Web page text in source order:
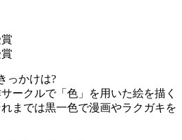
っかけは?
ークルで「色」を用いた絵を描く
までは黒一色で漫画やラクガキを